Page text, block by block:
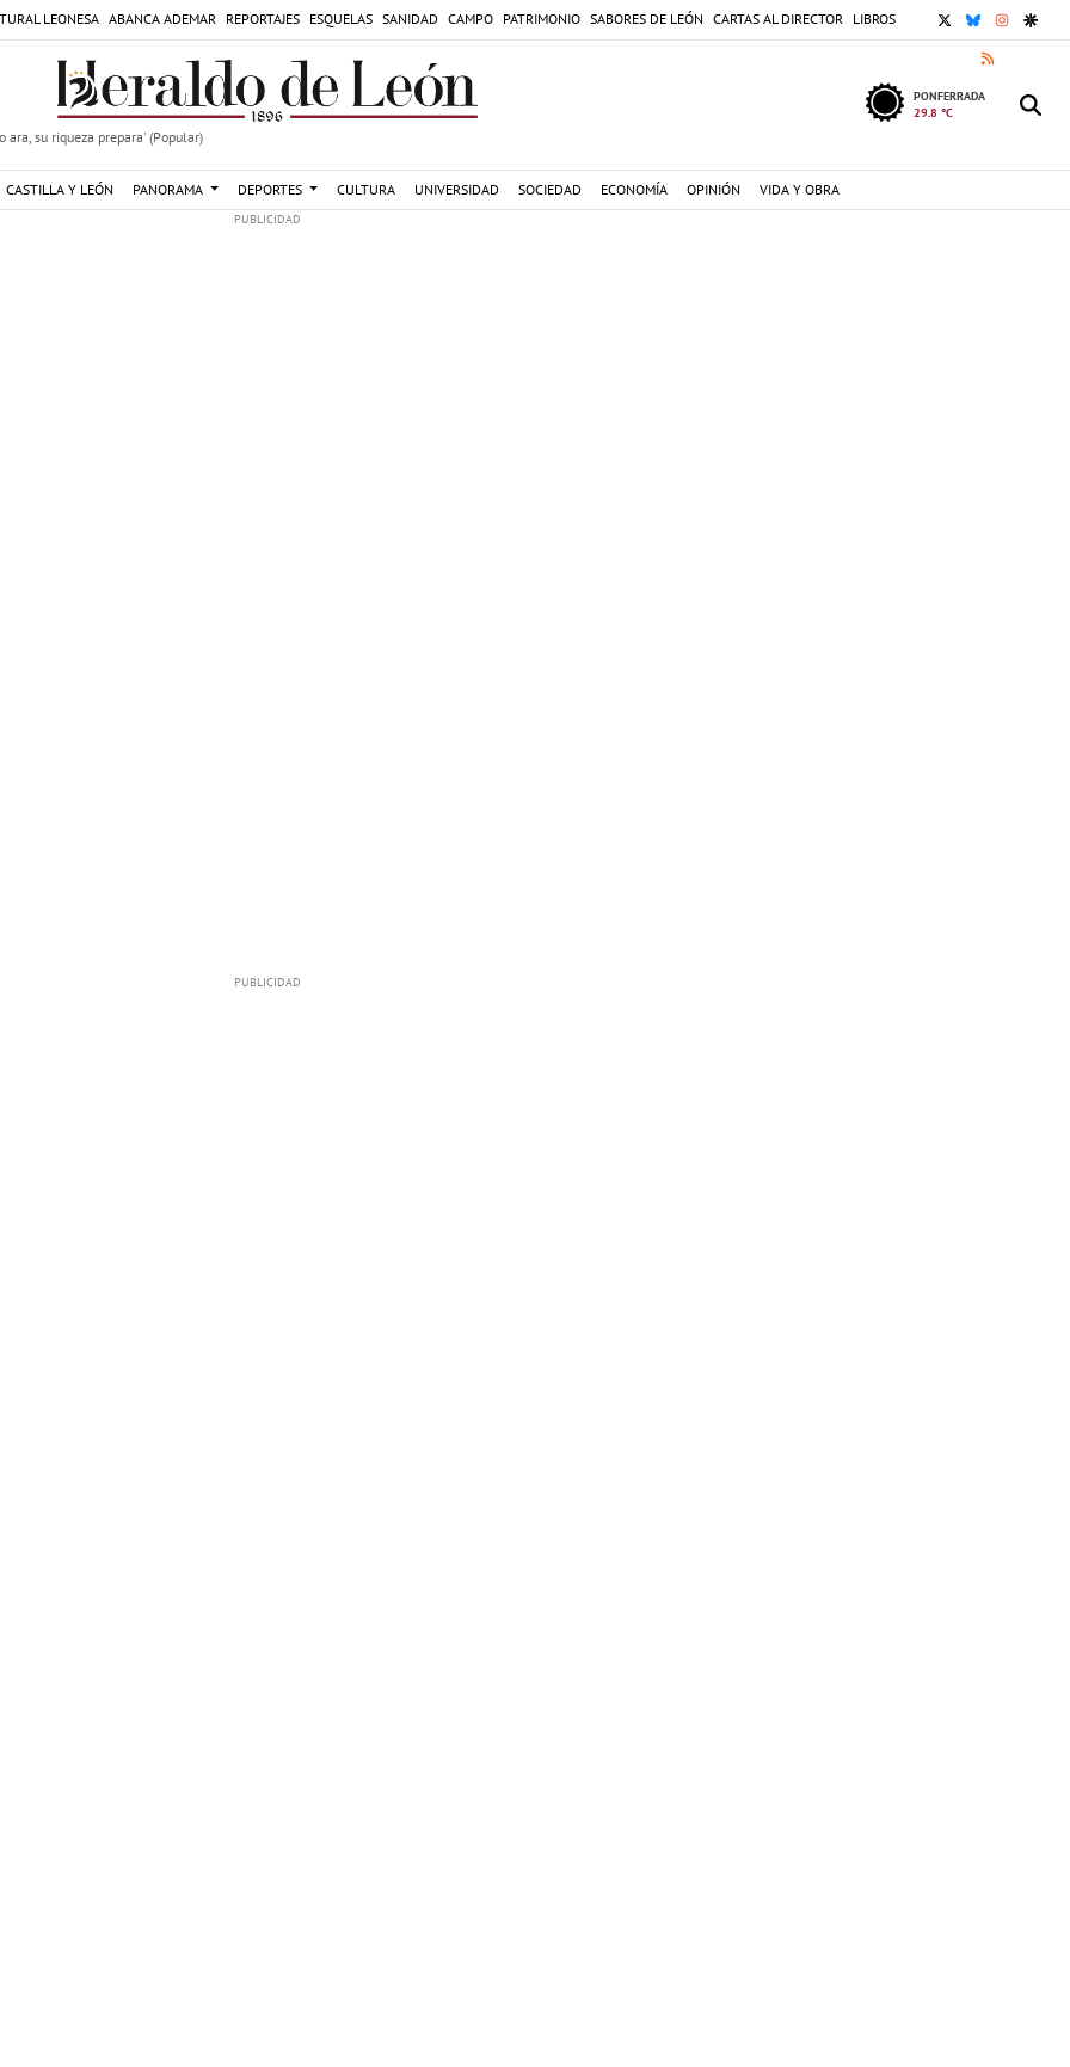
LEONESA ABANCA ADEMAR REPORTAJES ESQUELAS SANIDAD CAMPO PATRIMONIO SABORES DE LEÓN CARTAS AL DIRECTOR LIBROS X BLUESKY
RSS
ara, su riqueza prepara' (Popular)
PONFERRADA
29.8 °C
CASTILLA Y LEÓN PANORAMA DEPORTES CULTURA UNIVERSIDAD SOCIEDAD ECONOMÍA OPINIÓN VIDA Y OBRA